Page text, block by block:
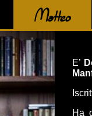
Matteo
E’
Ha